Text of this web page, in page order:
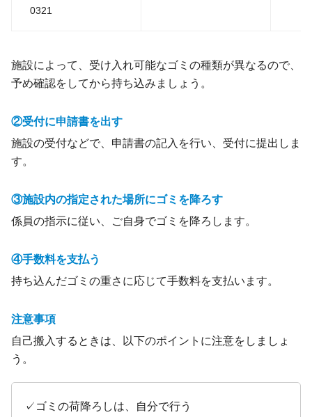
0321
施設によって、受け入れ可能なゴミの種類が異なるので、
予め確認をしてから持ち込みましょう。
②受付に申請書を出す
施設の受付などで、申請書の記入を行い、受付に提出しま
す。
③施設内の指定された場所にゴミを降ろす
係員の指示に従い、ご自身でゴミを降ろします。
④手数料を支払う
持ち込んだゴミの重さに応じて手数料を支払います。
注意事項
自己搬入するときは、以下のポイントに注意をしましょ
う。
✓ゴミの荷降ろしは、自分で行う